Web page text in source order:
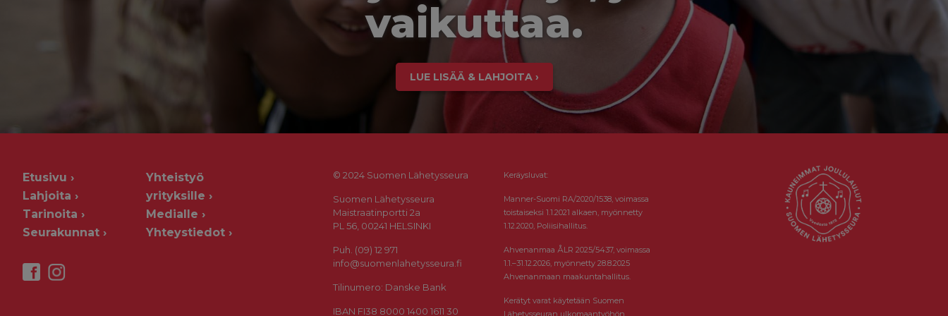
vaikuttaa.
LUE LISÄÄ & LAHJOITA ›
Etusivu
Lahjoita
Tarinoita
Seurakunnat
Yhteistyö
yrityksille
Medialle
Yhteystiedot
© 2024 Suomen Lähetysseura
Suomen Lähetysseura
Maistraatinportti 2a
PL 56, 00241 HELSINKI
Puh. (09) 12 971
info@suomenlahetysseura.fi
Tilinumero: Danske Bank
IBAN FI38 8000 1400 1611 30
Keräysluvat:
Manner-Suomi RA/2020/1538, voimassa
toistaiseksi 1.1.2021 alkaen, myönnetty
1.12.2020, Poliisihallitus.
Ahvenanmaa ÅLR 2025/5437, voimassa
1.1.–31.12.2026, myönnetty 28.8.2025
Ahvenanmaan maakuntahallitus.
Kerätyt varat käytetään Suomen
Lähetysseuran ulkomaantyöhön.